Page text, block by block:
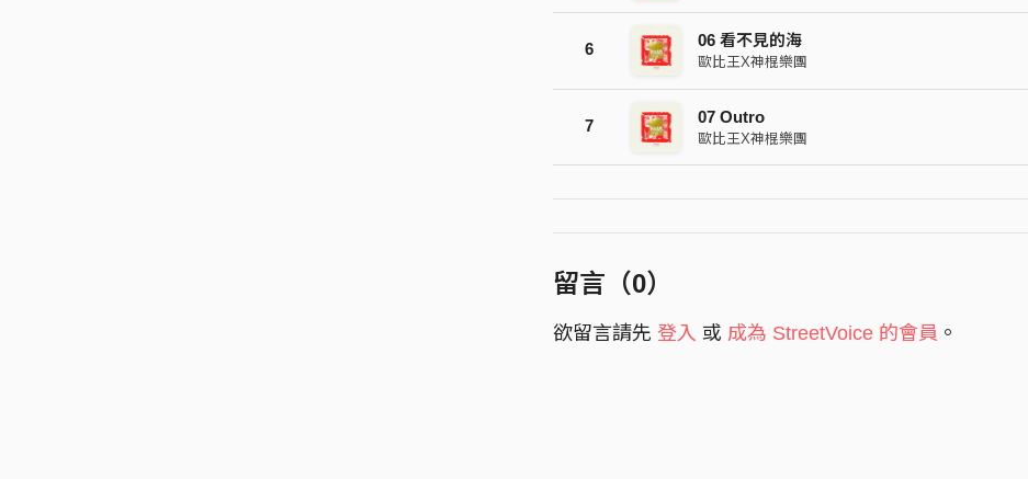
6 06 看不見的海
歐比王X神棍樂團
7 07 Outro
歐比王X神棍樂團
留言（0）
欲留言請先 登入 或 成為 StreetVoice 的會員 。